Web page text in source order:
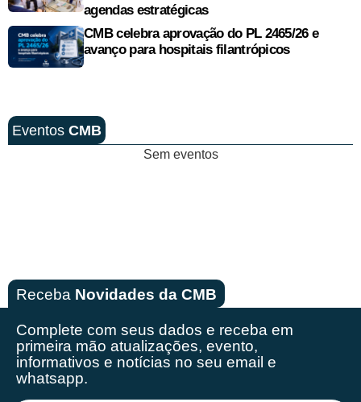
agendas estratégicas
CMB celebra aprovação do PL 2465/26 e
avanço para hospitais filantrópicos
Eventos CMB
Sem eventos
Receba Novidades da CMB
Complete com seus dados e receba em
primeira mão atualizações, evento,
informativos e notícias no seu email e
whatsapp.